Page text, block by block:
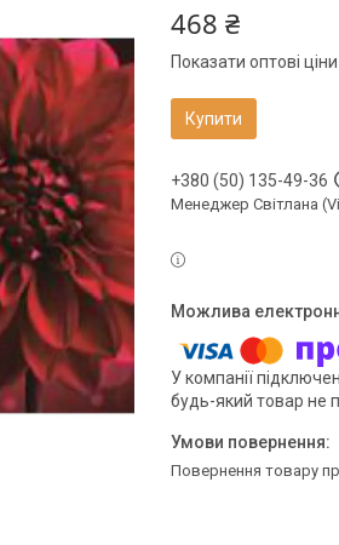
468 ₴
Показати оптові ціни
Купити
+380 (50) 135-49-36
Менеджер Світлана
У компанії
будь-який товар не
повернення товару